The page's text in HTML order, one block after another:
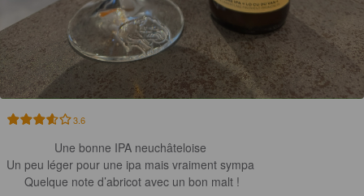
3.6
Une bonne IPA neuchâteloise
Un peu léger pour une ipa mais vraiment sympa
Quelque note d’abricot avec un bon malt !